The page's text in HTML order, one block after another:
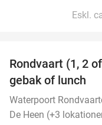
Eskl.
Rondvaart (1, 2
gebak of lunch
Waterpoort
De Heen (+3